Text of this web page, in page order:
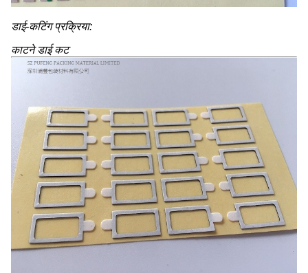
डाई-कटिंग प्रक्रिया:
काटने डाई कट